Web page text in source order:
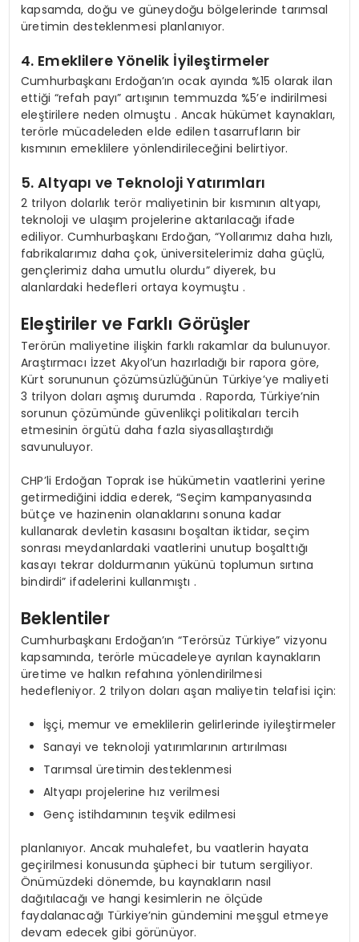
kapsamda, doğu ve güneydoğu bölgelerinde tarımsal
üretimin desteklenmesi planlanıyor.
4. Emeklilere Yönelik İyileştirmeler
Cumhurbaşkanı Erdoğan’ın ocak ayında %15 olarak ilan
ettiği “refah payı” artışının temmuzda %5’e indirilmesi
eleştirilere neden olmuştu . Ancak hükümet kaynakları,
terörle mücadeleden elde edilen tasarrufların bir
kısmının emeklilere yönlendirileceğini belirtiyor.
5. Altyapı ve Teknoloji Yatırımları
2 trilyon dolarlık terör maliyetinin bir kısmının altyapı,
teknoloji ve ulaşım projelerine aktarılacağı ifade
ediliyor. Cumhurbaşkanı Erdoğan, “Yollarımız daha hızlı,
fabrikalarımız daha çok, üniversitelerimiz daha güçlü,
gençlerimiz daha umutlu olurdu” diyerek, bu
alanlardaki hedefleri ortaya koymuştu .
Eleştiriler ve Farklı Görüşler
Terörün maliyetine ilişkin farklı rakamlar da bulunuyor.
Araştırmacı İzzet Akyol’un hazırladığı bir rapora göre,
Kürt sorununun çözümsüzlüğünün Türkiye’ye maliyeti
3 trilyon doları aşmış durumda . Raporda, Türkiye’nin
sorunun çözümünde güvenlikçi politikaları tercih
etmesinin örgütü daha fazla siyasallaştırdığı
savunuluyor.
CHP’li Erdoğan Toprak ise hükümetin vaatlerini yerine
getirmediğini iddia ederek, “Seçim kampanyasında
bütçe ve hazinenin olanaklarını sonuna kadar
kullanarak devletin kasasını boşaltan iktidar, seçim
sonrası meydanlardaki vaatlerini unutup boşalttığı
kasayı tekrar doldurmanın yükünü toplumun sırtına
bindirdi” ifadelerini kullanmıştı .
Beklentiler
Cumhurbaşkanı Erdoğan’ın “Terörsüz Türkiye” vizyonu
kapsamında, terörle mücadeleye ayrılan kaynakların
üretime ve halkın refahına yönlendirilmesi
hedefleniyor. 2 trilyon doları aşan maliyetin telafisi için:
İşçi, memur ve emeklilerin gelirlerinde iyileştirmeler
Sanayi ve teknoloji yatırımlarının artırılması
Tarımsal üretimin desteklenmesi
Altyapı projelerine hız verilmesi
Genç istihdamının teşvik edilmesi
planlanıyor. Ancak muhalefet, bu vaatlerin hayata
geçirilmesi konusunda şüpheci bir tutum sergiliyor.
Önümüzdeki dönemde, bu kaynakların nasıl
dağıtılacağı ve hangi kesimlerin ne ölçüde
faydalanacağı Türkiye’nin gündemini meşgul etmeye
devam edecek gibi görünüyor.